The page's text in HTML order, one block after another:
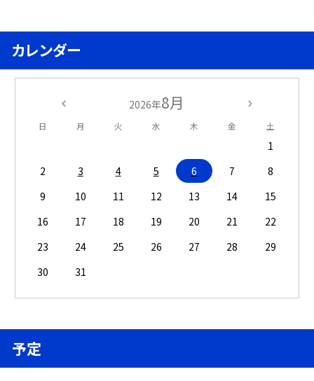
カレンダー
2026年8月
日 月 火 水 木 金 土
1
2
3 4 5 6 7
8
9
10 11 12 13 14
15
16
17 18 19 20 21
22
23
24 25 26 27 28
29
30
31
予定